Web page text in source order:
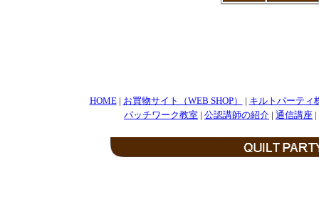
HOME| お買物サイト（WEB SHOP） | キルトパーティ
パッチワーク教室 | 公認講師の紹介 | 通信講座 |